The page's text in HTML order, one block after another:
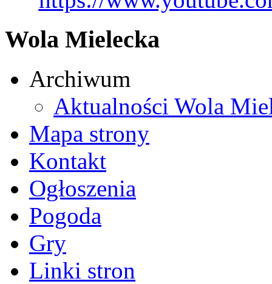
Wola Mielecka
Archiwum
Aktualności Wola
Mapa strony
Kontakt
Ogłoszenia
Pogoda
Gry
Linki stron